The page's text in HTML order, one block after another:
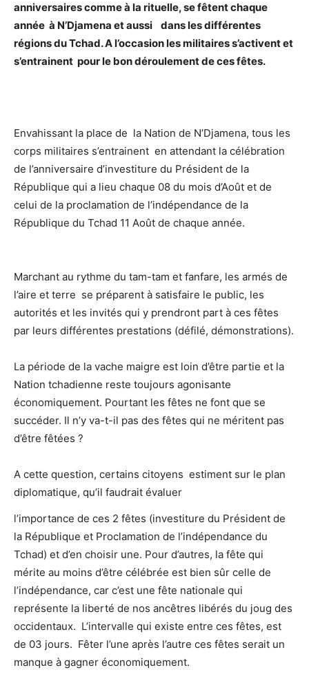
anniversaires comme à la rituelle, se fêtent chaque
année à N’Djamena et aussi dans les différentes
régions du Tchad. Al’occasion les militaires s’activent et
s’entrainent pour le bon déroulement de ces fêtes.
Envahissant la place de la Nation de N’Djamena, tous les
corps militaires s’entrainent en attendant la célébration
de l’anniversaire d’investiture du Président de la
République qui a lieu chaque 08 du mois d’Août et de
celui de la proclamation de l’indépendance de la
République du Tchad 11 Août de chaque année.
Marchant au rythme du tam-tam et fanfare, les armés de
l’aire et terre se préparent à satisfaire le public, les
autorités et les invités qui y prendront part à ces fêtes
par leurs différentes prestations (défilé, démonstrations).
La période de la vache maigre est loin d’être partie et la
Nation tchadienne reste toujours agonisante
économiquement. Pourtant les fêtes ne font que se
succéder. Il n’y va-t-il pas des fêtes qui ne méritent pas
d’être fêtées ?
A cette question, certains citoyens estiment sur le plan
diplomatique, qu’il faudrait évaluer
l’importance de ces 2 fêtes (investiture du Président de
la République et Proclamation de l’indépendance du
Tchad) et d’en choisir une. Pour d’autres, la fête qui
mérite au moins d’être célébrée est bien sûr celle de
l’indépendance, car c’est une fête nationale qui
représente la liberté de nos ancêtres libérés du joug des
occidentaux. L’intervalle qui existe entre ces fêtes, est
de 03 jours. Fêter l’une après l’autre ces fêtes serait un
manque à gagner économiquement.